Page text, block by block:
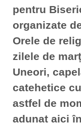
pentru
organizate
Orele de
zilele de
Uneori,
catehetice
astfel de
adunat aici